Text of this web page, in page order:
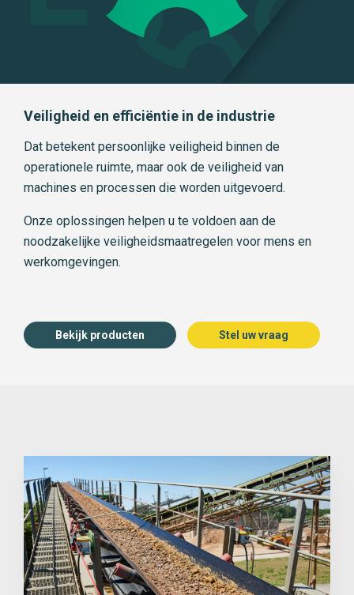
Veiligheid en efficiëntie in de industrie
Dat betekent persoonlijke veiligheid binnen de
operationele ruimte, maar ook de veiligheid van
machines en processen die worden uitgevoerd.
Onze oplossingen helpen u te voldoen aan de
noodzakelijke veiligheidsmaatregelen voor mens en
werkomgevingen.
Bekijk producten Stel uw vraag